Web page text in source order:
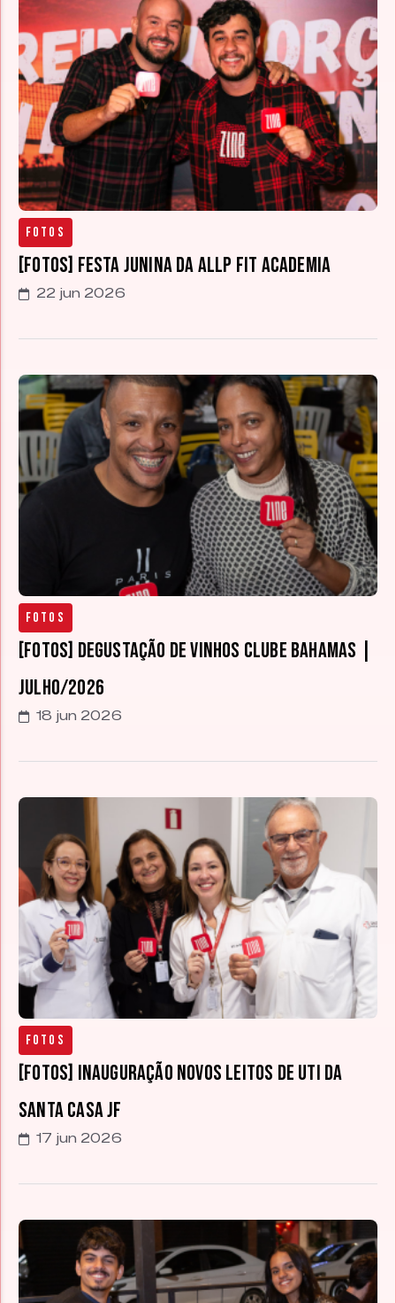
Fotos
[FOTOS] Festa Junina da Allp Fit Academia
22 jun 2026
Fotos
[FOTOS] Degustação de Vinhos Clube Bahamas |
Julho/2026
18 jun 2026
Fotos
[FOTOS] Inauguração novos leitos de UTI da
Santa Casa JF
17 jun 2026